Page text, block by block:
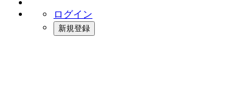
ログイン
新規登録